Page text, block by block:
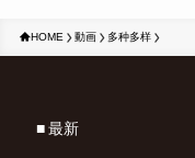
HOME 動画 多种多样
最新